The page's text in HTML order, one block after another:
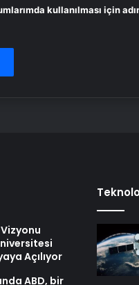
kullanılması için
Açılıyor
ABD, bir